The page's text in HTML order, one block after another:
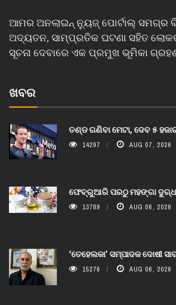
ଆମର ଅନଲାଇନ୍ ନ୍ୟୁଜ୍ ପୋର୍ଟାଲ୍ ସମଗ୍ର
ଅଦ୍ୟତନ, ସାମ୍ପ୍ରତିକ ଘଟଣା ସହିତ
ସୂଚନା ଦେବାରେ ଏକ ପ୍ରମୁଖ ଭୂମିକା
ଖବର
ତଣ୍ଡ ଗଣିବା ମେଟା, ଦେବ ୫
14297 AUG 07, 2026
ଫେବ୍ରୁଆରି ପରଠୁ ମହଙ୍ଗା
13789 AUG 06, 2026
‘ତେହେଲକା’ ସମ୍ପାଦକ ଦୋଷୀ
15276 AUG 06, 2026